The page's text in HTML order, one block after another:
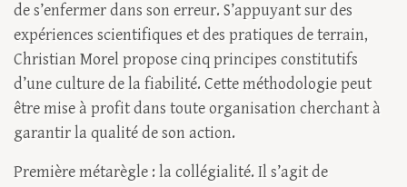
de s’enfermer dans son erreur. S’appuyant sur des
expériences scientifiques et des pratiques de terrain,
Christian Morel propose cinq principes constitutifs
d’une culture de la fiabilité. Cette méthodologie peut
être mise à profit dans toute organisation cherchant à
garantir la qualité de son action.
Première métarègle : la collégialité. Il s’agit de